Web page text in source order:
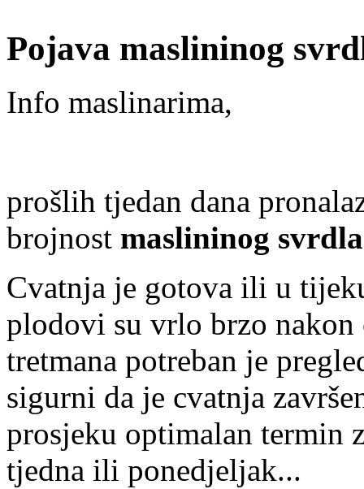
Pojava maslininog
Info maslinarima,
prošlih tjedan dana
brojnost maslininog
Cvatnja je gotova ili u
plodovi su vrlo brzo
tretmana potreban je
sigurni da je cvatnja
prosjeku optimalan termin
tjedna ili ponedjeljak...